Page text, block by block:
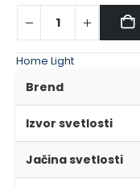
Home Light
Brend
Izvor svetlosti
Jačina svetlosti